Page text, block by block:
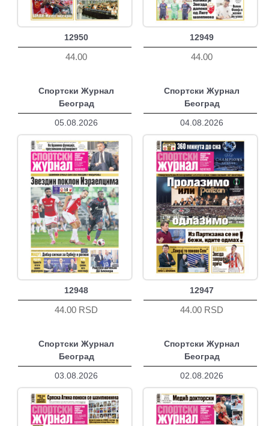
12950
44.00
12949
44.00
Спортски Журнал
Београд
05.08.2026
12948
44.00 RSD
Спортски Журнал
Београд
04.08.2026
12947
44.00 RSD
Спортски Журнал
Београд
03.08.2026
Спортски Журнал
Београд
02.08.2026